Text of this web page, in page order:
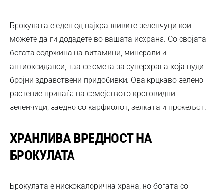
Брокулата е еден од најхранливите зеленчуци кои
можете да ги додадете во вашата исхрана. Со својата
богата содржина на витамини, минерали и
антиоксиданси, таа се смета за суперхрана која нуди
бројни здравствени придобивки. Ова крцкаво зелено
растение припаѓа на семејството крстовидни
зеленчуци, заедно со карфиолот, зелката и прокељот.
ХРАНЛИВА ВРЕДНОСТ НА
БРОКУЛАТА
Брокулата е нискокалорична храна, но богата со